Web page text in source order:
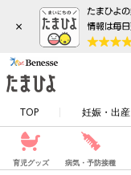
×
TOP 妊娠・出産
育児グッズ 病気・予防接種